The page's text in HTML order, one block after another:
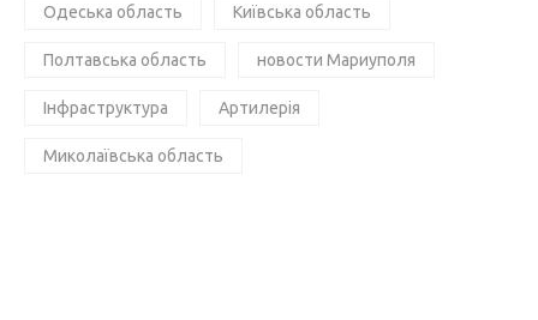
Одеська область Київська область
Полтавська область новости Мариуполя
Інфраструктура Артилерія
Миколаївська область